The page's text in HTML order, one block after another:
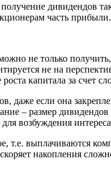
получение
часть прибыли.
не только
не на
капитала за счет
даже если она
– размер
возбуждения
т.е. выплачиваются
накопления